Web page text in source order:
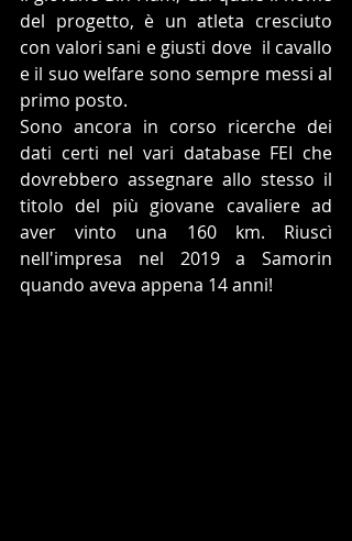
del progetto, è un atleta cresciuto
con valori sani e giusti dove  il cavallo
e il suo welfare sono sempre messi al
primo posto.
Sono ancora in corso ricerche dei
dati certi nel vari database FEI che
dovrebbero assegnare allo stesso il
titolo del più giovane cavaliere ad
aver vinto una 160 km. Riuscì
nell'impresa nel 2019 a Samorin
quando aveva appena 14 anni!